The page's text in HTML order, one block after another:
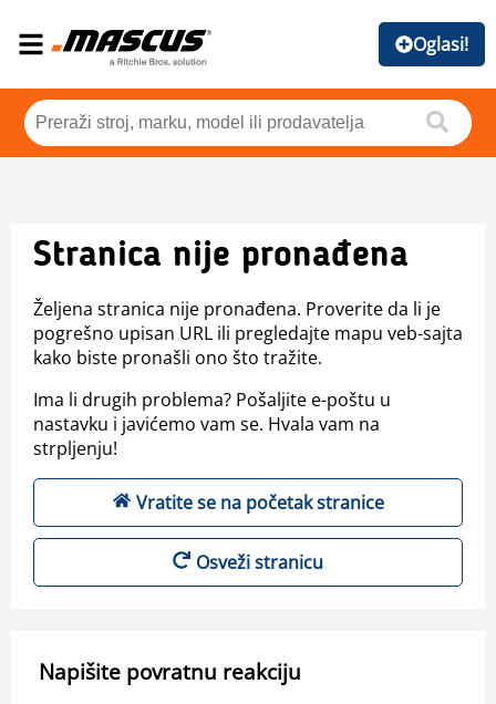
Oglasi!
Stranica nije pronađena
Željena stranica nije pronađena. Proverite da li je
pogrešno upisan URL ili pregledajte mapu veb-sajta
kako biste pronašli ono što tražite.
Ima li drugih problema? Pošaljite e-poštu u
nastavku i javićemo vam se. Hvala vam na
strpljenju!
Vratite se na početak stranice
Osveži stranicu
Napišite povratnu reakciju